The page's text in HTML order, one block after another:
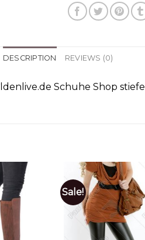
DESCRIPTION REVIEWS (0)
Schuhe Shop stiefel
Sale!